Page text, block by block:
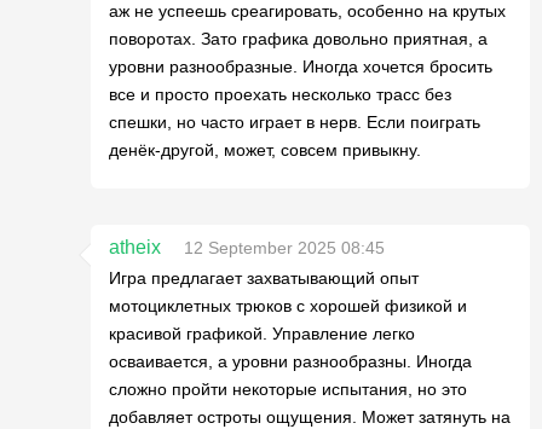
аж не успеешь среагировать, особенно на крутых
поворотах. Зато графика довольно приятная, а
уровни разнообразные. Иногда хочется бросить
все и просто проехать несколько трасс без
спешки, но часто играет в нерв. Если поиграть
денёк-другой, может, совсем привыкну.
atheix
12 September 2025 08:45
Игра предлагает захватывающий опыт
мотоциклетных трюков с хорошей физикой и
красивой графикой. Управление легко
осваивается, а уровни разнообразны. Иногда
сложно пройти некоторые испытания, но это
добавляет остроты ощущения. Может затянуть на